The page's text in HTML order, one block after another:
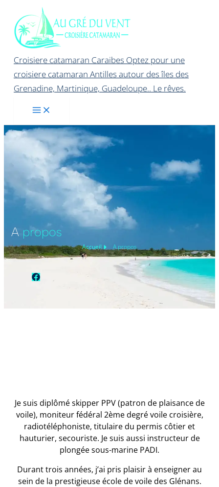
contenu
Croisiere catamaran Caraibes Optez pour une
croisiere catamaran Antilles autour des îles des
Grenadine, Martinique, Guadeloupe.. Le rêves.
A propos
Accueil A propos
Facebook
Je suis diplômé skipper PPV (patron de plaisance de
voile), moniteur fédéral 2ème degré voile croisière,
radiotéléphoniste, titulaire du permis côtier et
hauturier, secouriste. Je suis aussi instructeur de
plongée sous-marine PADI.
Durant trois années, j’ai pris plaisir à enseigner au
sein de la prestigieuse école de voile des Glénans.